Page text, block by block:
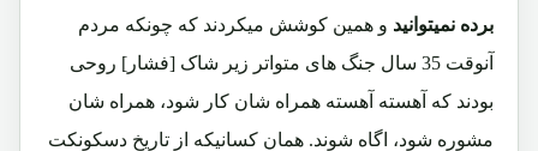
برده نمیتوانید و همین کوشش میکردند که چونکه مردم
آنوقت 35 سال جنگ های متواتر زیر شاک [فشار] روحی
بودند که آهسته آهسته همراه شان کار شود، همراه شان
مشوره شود، اگاه شوند. همان کسانیکه از تاریخ دسکونکت